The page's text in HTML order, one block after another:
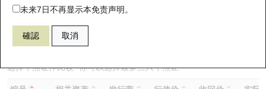
未来7日不再显示本免责声明。
確認 取消
65323 瑞银熊证 HSI 恒生指数
选择牛熊证作比较 *你可以选择最多三只牛熊证
即将到期认股证
认股证到期结算价查找
认股证分析仪
牛熊证街货分布图
正股牛熊证列表
新发行瑞银牛熊证
十天股证占大市成交
资金流
街货统计
恒指成份股
国指成份股
科指成份股
讲座及教育短片
认股证投资者教育
牛熊证投资者教育